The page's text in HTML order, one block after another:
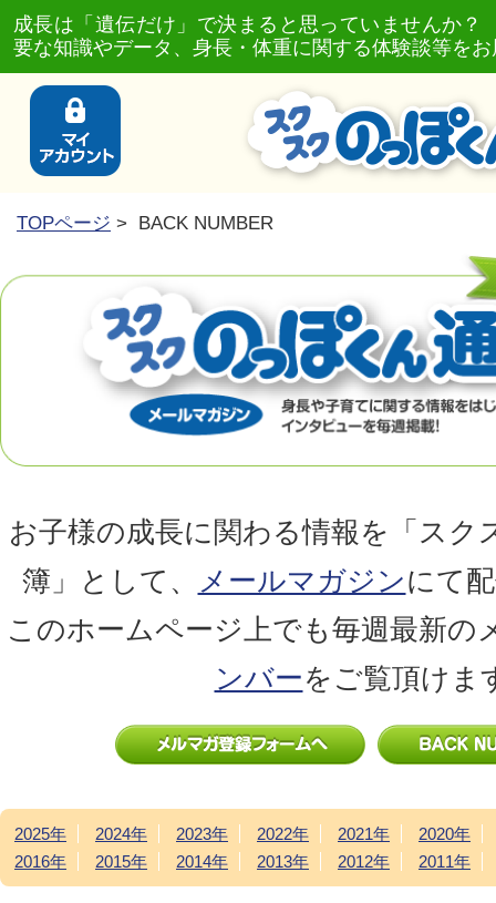
成長は「遺伝だけ」で決まると思っていませんか
要な知識やデータ、身長・体重に関する体験談等を
TOPページ > BACK NUMBER
お子様の成長に関わる情報を「スク
簿」として、
メールマガジンにて
このホームページ上でも毎週最新の
ンバーをご覧頂けま
2025年 2024年 2023年 2022年 2021年
2020年
2016年
2015年 2014年 2013年 2012年 2011年